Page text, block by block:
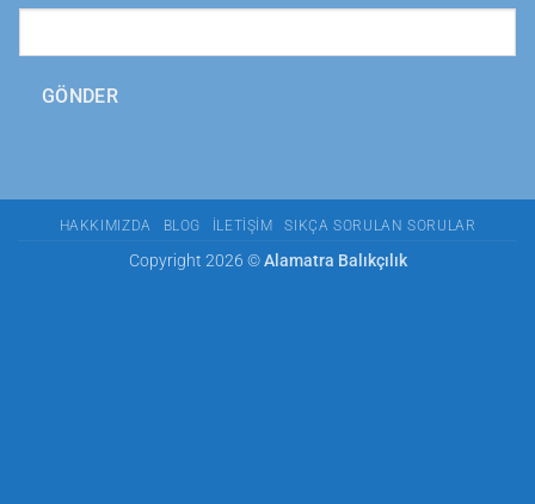
GÖNDER
HAKKIMIZDA BLOG İLETIŞIM SIKÇA SORULAN SORULAR
Copyright 2026 ©Alamatra Balıkçılık